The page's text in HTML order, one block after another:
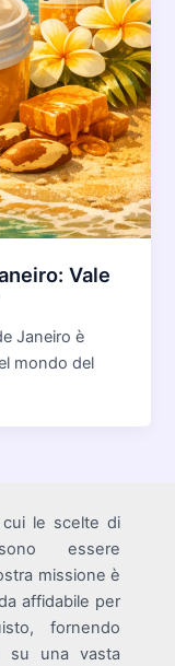
Vale
Janeiro è
mondo del
le scelte di
essere
missione è
affidabile per
fornendo
su una vasta